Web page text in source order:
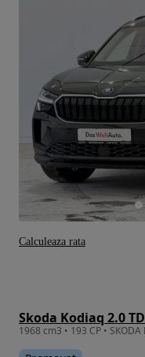
Skoda Kodiaq 2.0
Calculeaza rata